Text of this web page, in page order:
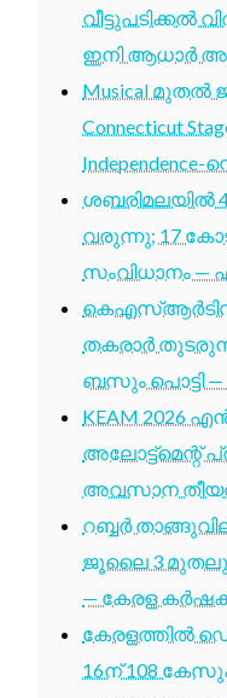
വീട്ടുപടിക്കൽ
ഇനി ആധാർ
Musical മുതൽ
Connecticut
വരുന്നു; 17
സംവിധാനം —
തകരാർ
ബസും പൊട്ടി
KEAM 2026
അലോട്ട്മെന്റ്
അവസാന
റബ്ബർ
ജൂലൈ 3
— കേരള
കേരളത്തിൽ
16ന് 108